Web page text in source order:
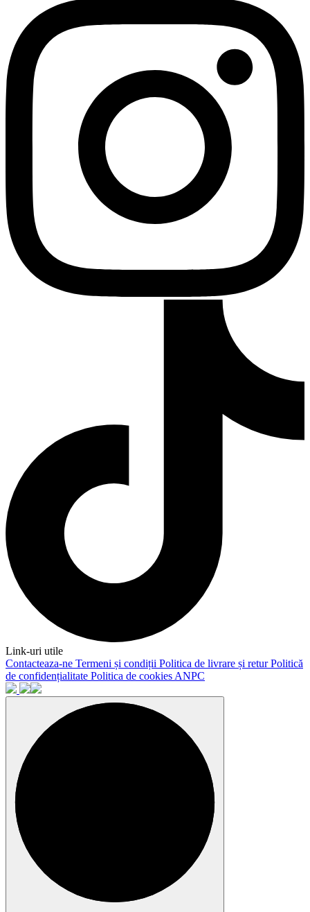
Link-uri utile
Contacteaza-ne Termeni și condiții Politica de livrare și returPolitică
de confidențialitate Politica de cookies ANPC